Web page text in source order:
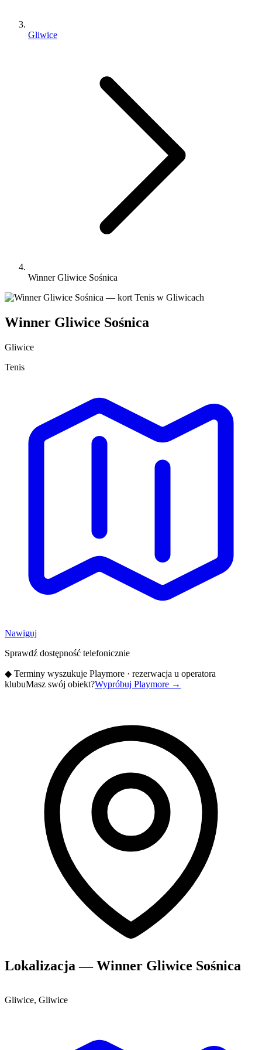
Gliwice
Winner Gliwice Sośnica
Winner Gliwice Sośnica
Gliwice
Tenis
Nawiguj
Sprawdź dostępność telefonicznie
◆ Terminy wyszukuje Playmore · rezerwacja u operatora
klubuMasz swój obiekt?Wypróbuj Playmore →
Lokalizacja — Winner Gliwice Sośnica
Gliwice, Gliwice